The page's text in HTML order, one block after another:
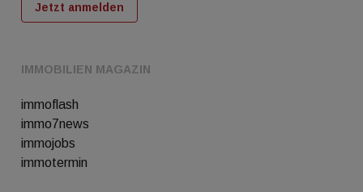
IMMOBILIEN MAGAZIN
immoflash
immo7news
immojobs
immotermin
Jetzt anmelden